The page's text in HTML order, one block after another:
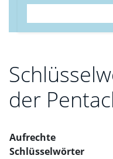
der
Aufrechte
Schlüsselwörter